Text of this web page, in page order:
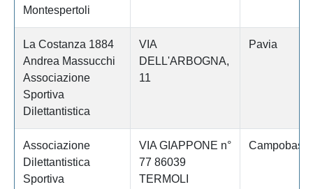
Montespertoli
La Costanza 1884
Andrea Massucchi
Associazione
Sportiva
Dilettantistica
VIA
DELL'ARBOGNA,
11
Pavia
Associazione
Dilettantistica
Sportiva
VIA GIAPPONE n°
77 86039
TERMOLI